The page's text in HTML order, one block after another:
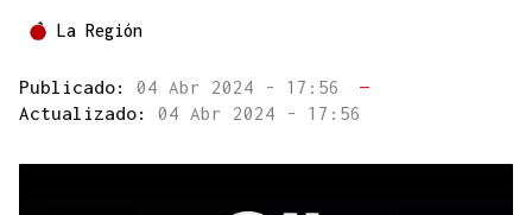
La Región
Publicado: 04 Abr 2024 - 17:56
—
Actualizado: 04 Abr 2024 - 17:56